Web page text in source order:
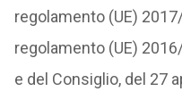
regolamento (UE)
regolamento (UE)
e del Consiglio, del 27